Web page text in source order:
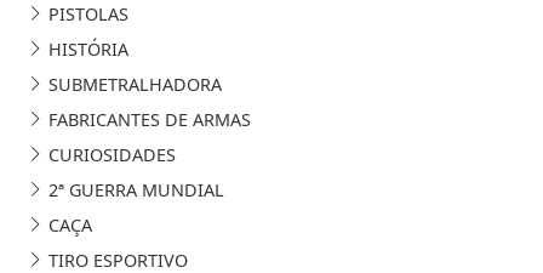
PISTOLAS
HISTÓRIA
SUBMETRALHADORA
FABRICANTES DE ARMAS
CURIOSIDADES
2ª GUERRA MUNDIAL
CAÇA
TIRO ESPORTIVO